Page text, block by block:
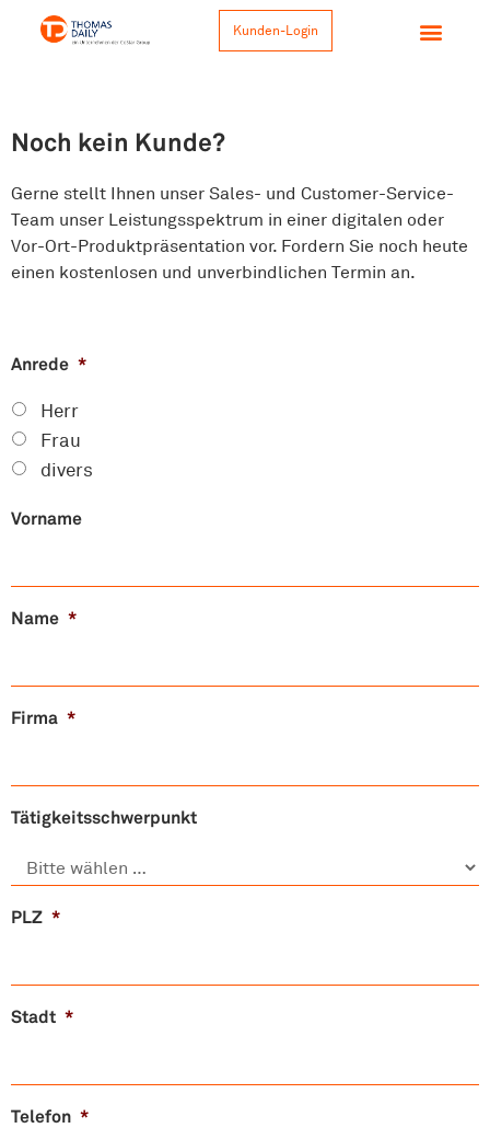
Kunden-Login
Noch kein Kunde?
Gerne stellt Ihnen unser Sales- und Customer-Service-
Team unser Leistungsspektrum in einer digitalen oder
Vor-Ort-Produktpräsentation vor. Fordern Sie noch heute
einen kostenlosen und unverbindlichen Termin an.
Anrede *
Herr
Frau
divers
Vorname
Name *
Firma *
Tätigkeitsschwerpunkt
PLZ *
Stadt *
Telefon *